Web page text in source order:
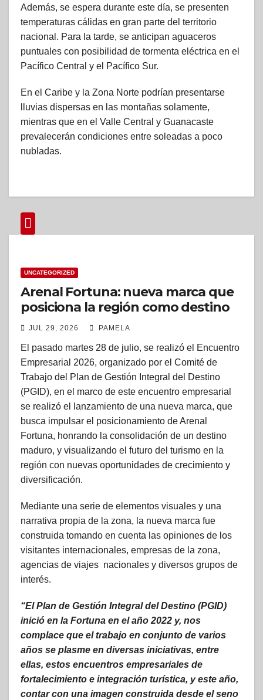
Además, se espera durante este día, se presenten
temperaturas cálidas en gran parte del territorio
nacional. Para la tarde, se anticipan aguaceros
puntuales con posibilidad de tormenta eléctrica en el
Pacífico Central y el Pacífico Sur.
En el Caribe y la Zona Norte podrían presentarse
lluvias dispersas en las montañas solamente,
mientras que en el Valle Central y Guanacaste
prevalecerán condiciones entre soleadas a poco
nubladas.
UNCATEGORIZED
Arenal Fortuna: nueva marca que
posiciona la región como destino
turístico maduro, de calidez y
JUL 29, 2026 PAMELA
El pasado martes 28 de julio, se realizó el Encuentro
Empresarial 2026, organizado por el Comité de
Trabajo del Plan de Gestión Integral del Destino
(PGID), en el marco de este encuentro empresarial
se realizó el lanzamiento de una nueva marca, que
busca impulsar el posicionamiento de Arenal
Fortuna, honrando la consolidación de un destino
maduro, y visualizando el futuro del turismo en la
región con nuevas oportunidades de crecimiento y
diversificación.
Mediante una serie de elementos visuales y una
narrativa propia de la zona, la nueva marca fue
construida tomando en cuenta las opiniones de los
visitantes internacionales, empresas de la zona,
agencias de viajes nacionales y diversos grupos de
interés.
“El Plan de Gestión Integral del Destino (PGID)
inició en la Fortuna en el año 2022 y, nos
complace que el trabajo en conjunto de varios
años se plasme en diversas iniciativas, entre
ellas, estos encuentros empresariales de
fortalecimiento e integración turística, y este año,
contar con una imagen construida desde el seno